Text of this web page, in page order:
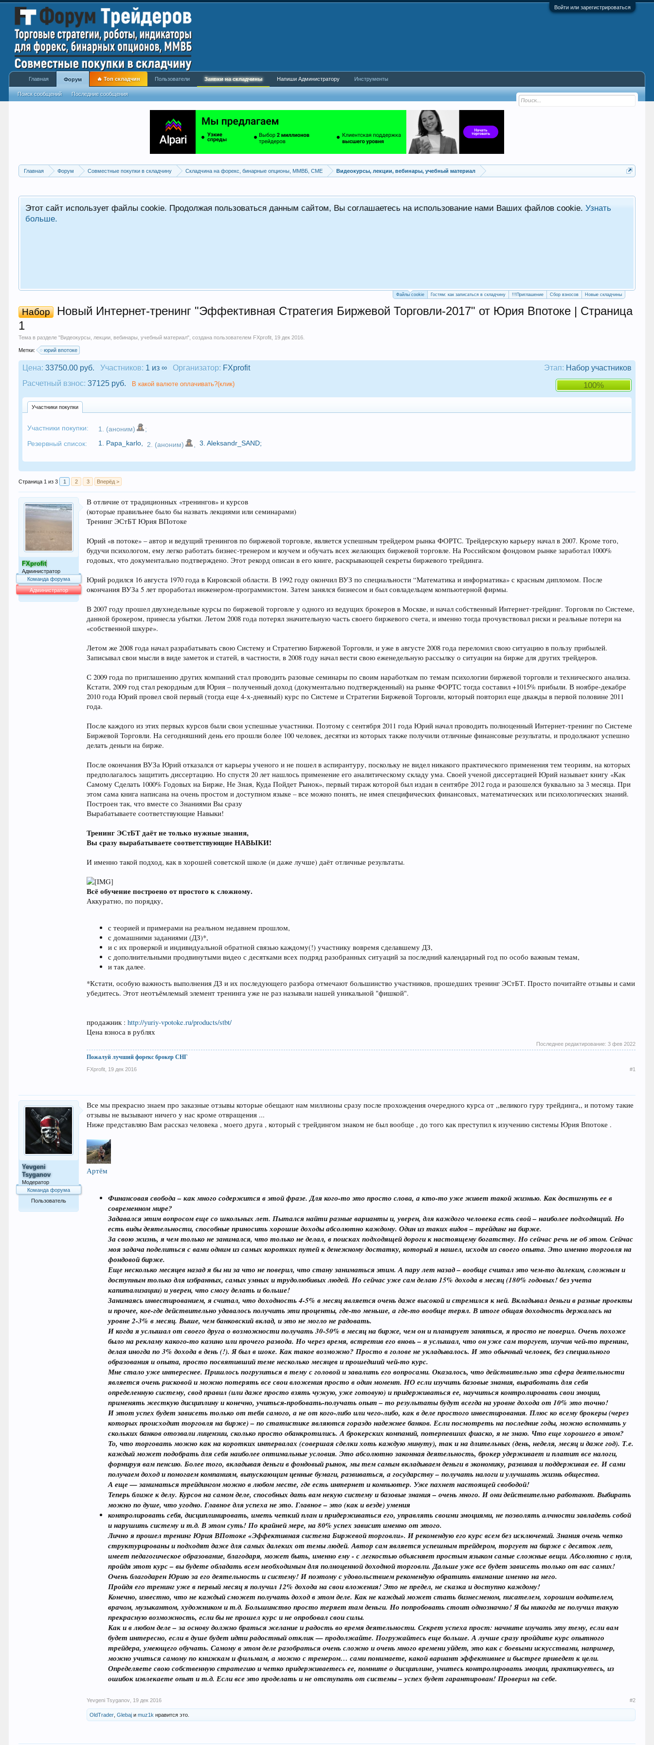
Войти или зарегистрироваться
Главная Форум Совместные покупки в складчину Складчина на форекс, бинарные опционы, ММВБ, CME Видеокурсы, лекции, вебинары, учебный материал
Этот сайт использует файлы cookie. Продолжая пользоваться данным сайтом, Вы соглашаетесь на использование нами Ваших файлов cookie.Узнать
больше.
Файлы cookie Гостям: как записаться в складчину !!!Приглашение Сбор взносов Новые складчины
Набор
Новый Интернет-тренинг "Эффективная Стратегия Биржевой Торговли-2017" от Юрия Впотоке | Страница
1
Тема в разделе "Видеокурсы, лекции, вебинары, учебный материал", создана пользователем FXprofit 19 дек 2016
Метки: юрий впотоке
Этап: Набор участников
Цена: 33750.00 руб. Участников: 1 из ∞ Организатор: FXprofit
100%
Расчетный взнос: 37125 руб. В какой валюте оплачивать?(клик)
Участники покупки
Участники покупки: 1. (аноним)
;
Резервный список:
1. Papa_karlo 2. (аноним) 3.Aleksandr_SAND;
Страница 1 из 3 1 2 3 Вперёд >
FXprofit
Администратор
Команда форума
Администратор
В отличие от традиционных «тренингов» и курсов
(которые правильнее было бы назвать лекциями или семинарами)
Тренинг ЭСтБТ Юрия ВПотоке
Юрий «в потоке» – автор и ведущий тренингов по биржевой торговле, является успешным трейдером рынка ФОРТС. Трейдерскую карьеру начал в 2007. Кроме того,
будучи психологом, ему легко работать бизнес-тренером и коучем и обучать всех желающих биржевой торговле. На Российском фондовом рынке заработал 1000%
годовых, что документально подтверждено. Этот рекорд описан в его книге, раскрывающей секреты биржевого трейдинга.
Юрий родился 16 августа 1970 года в Кировской области. В 1992 году окончил ВУЗ по специальности “Математика и информатика» с красным дипломом. После
окончания ВУЗа 5 лет проработал инженером-программистом. Затем занялся бизнесом и был совладельцем компьютерной фирмы.
В 2007 году прошел двухнедельные курсы по биржевой торговле у одного из ведущих брокеров в Москве, и начал собственный Интернет-трейдинг. Торговля по Системе,
данной брокером, принесла убытки. Летом 2008 года потерял значительную часть своего биржевого счета, и именно тогда прочувствовал риски и реальные потери на
«собственной шкуре».
Летом же 2008 года начал разрабатывать свою Систему и Стратегию Биржевой Торговли, и уже в августе 2008 года переломил свою ситуацию в пользу прибылей.
Записывал свои мысли в виде заметок и статей, в частности, в 2008 году начал вести свою еженедельную рассылку о ситуации на бирже для других трейдеров.
С 2009 года по приглашению других компаний стал проводить разовые семинары по своим наработкам по темам психологии биржевой торговли и технического анализа.
Кстати, 2009 год стал рекордным для Юрия – полученный доход (документально подтвержденный) на рынке ФОРТС тогда составил +1015% прибыли. В ноябре-декабре
2010 года Юрий провел свой первый (тогда еще 4-х-дневный) курс по Системе и Стратегии Биржевой Торговли, который повторил еще дважды в первой половине 2011
года.
После каждого из этих первых курсов были свои успешные участники. Поэтому с сентября 2011 года Юрий начал проводить полноценный Интернет-тренинг по Системе
Биржевой Торговли. На сегодняшний день его прошли более 100 человек, десятки из которых также получили отличные финансовые результаты, и продолжают успешно
делать деньги на бирже.
После окончания ВУЗа Юрий отказался от карьеры ученого и не пошел в аспирантуру, поскольку не видел никакого практического применения тем теориям, на которых
предполагалось защитить диссертацию. Но спустя 20 лет нашлось применение его аналитическому складу ума. Своей ученой диссертацией Юрий называет книгу «Как
Самому Сделать 1000% Годовых на Бирже, Не Зная, Куда Пойдет Рынок», первый тираж которой был издан в сентябре 2012 года и разошелся буквально за 3 месяца. При
этом сама книга написана на очень простом и доступном языке – все можно понять, не имея специфических финансовых, математических или психологических знаний.
Построен так, что вместе со Знаниями Вы сразу
Вырабатываете соответствующие Навыки!
Тренинг ЭСтБТ даёт не только нужные знания,
Вы сразу вырабатываете соответствующие НАВЫКИ!
И именно такой подход, как в хорошей советской школе (и даже лучше) даёт отличные результаты.
Всё обучение построено от простого к сложному.
Аккуратно, по порядку,
с теорией и примерами на реальном недавнем прошлом,
с домашними заданиями (ДЗ)*,
и с их проверкой и индивидуальной обратной связью каждому(!) участнику вовремя сделавшему ДЗ,
с дополнительными продвинутыми видео с десятками всех подряд разобранных ситуаций за последний календарный год по особо важным темам,
и так далее.
*Кстати, особую важность выполнения ДЗ и их последующего разбора отмечают большинство участников, прошедших тренинг ЭСтБТ. Просто почитайте отзывы и сами
убедитесь. Этот неотъёмлемый элемент тренинга уже не раз называли нашей уникальной "фишкой".
продажник :http://yuriy-vpotoke.ru/products/stbt/
Цена взноса в рублях
Последнее редактирование: 3 фев 2022
Пожалуй лучший форекс брокер СНГ
FXprofit 19 дек 2016 #1
Yevgeni
Tsyganov
Модератор
Команда форума
Пользователь
Все мы прекрасно знаем про заказные отзывы которые обещают нам миллионы сразу после прохождения очередного курса от ,,великого гуру трейдинга,, и потому такие
отзывы не вызывают ничего у нас кроме отвращения ...
Ниже представляю Вам рассказ человека , моего друга , который с трейдингом знаком не был вообще , до того как преступил к изучению системы Юрия Впотоке .
Артём
Финансовая свобода – как много содержится в этой фразе. Для кого-то это просто слова, а кто-то уже живет такой жизнью. Как достигнуть ее в
современном мире?
Задавался этим вопросом еще со школьных лет. Пытался найти разные варианты и, уверен, для каждого человека есть свой – наиболее подходящий. Но
есть виды деятельности, способные приносить хорошие доходы абсолютно каждому. Один из таких видов – трейдинг на бирже.
За свою жизнь, я чем только не занимался, что только не делал, в поисках подходящей дороги к настоящему богатству. Но сейчас речь не об этом. Сейчас
моя задача поделиться с вами одним из самых коротких путей к денежному достатку, который я нашел, исходя из своего опыта. Это именно торговля на
фондовой бирже.
Еще несколько месяцев назад я бы ни за что не поверил, что стану заниматься этим. А пару лет назад – вообще считал это чем-то далеким, сложным и
доступным только для избранных, самых умных и трудолюбивых людей. Но сейчас уже сам делаю 15% дохода в месяц (180% годовых! без учета
капитализации) и уверен, что смогу делать и больше!
Занимаясь инвестированием, я считал, что доходность 4-5% в месяц является очень даже высокой и стремился к ней. Вкладывал деньги в разные проекты
и прочее, кое-где действительно удавалось получить эти проценты, где-то меньше, а где-то вообще терял. В итоге общая доходность держалась на
уровне 2-3% в месяц. Выше, чем банковский вклад, и это не могло не радовать.
И когда я услышал от своего друга о возможности получать 30-50% в месяц на бирже, чем он и планирует заняться, я просто не поверил. Очень похоже
было на рекламу какого-то казино или прочего развода. Но через время, встретив его вновь – я услышал, что он уже сам торгует, изучив чей-то тренинг,
делая иногда по 3% дохода в день (!). Я был в шоке. Как такое возможно? Просто в голове не укладывалось. И это обычный человек, без специального
образования и опыта, просто посвятивший теме несколько месяцев и прошедший чей-то курс.
Мне стало уже интереснее. Пришлось погрузиться в тему с головой и завалить его вопросами. Оказалось, что действительно эта сфера деятельности
является очень рисковой и можно потерять все свои вложения просто в один момент. НО если изучить базовые знания, выработать для себя
определенную систему, свод правил (или даже просто взять чужую, уже готовую) и придерживаться ее, научиться контролировать свои эмоции,
применять жесткую дисциплину и конечно, учиться-пробовать-получать опыт – то результаты будут всегда на уровне дохода от 10% это точно!
И этот успех будет зависеть только от тебя самого, а не от кого-либо или чего-либо, как в деле простого инвестирования. Плюс ко всему брокеры (через
которых происходит торговля на бирже) – по статистике являются гораздо надежнее банков. Если посмотреть на последние годы, можно вспомнить у
скольких банков отозвали лицензии, сколько просто обанкротились. А брокерских компаний, потерпевших фиаско, я не знаю. Что еще хорошего в этом?
То, что торговать можно как на коротких интервалах (совершая сделки хоть каждую минуту), так и на длительных (день, неделя, месяц и даже год). Т.е.
каждый может подобрать для себя наиболее оптимальные условия. Это абсолютно законная деятельность, брокер удерживает и платит все налоги,
формируя вам пенсию. Более того, вкладывая деньги в фондовый рынок, мы тем самым вкладываем деньги в экономику, развивая и поддерживая ее. И сами
получаем доход и помогаем компаниям, выпускающим ценные бумаги, развиваться, а государству – получать налоги и улучшать жизнь общества.
А еще — заниматься трейдингом можно в любом месте, где есть интернет и компьютер. Уже пахнет настоящей свободой!
Теперь ближе к делу. Курсов на самом деле, способных дать вам некую систему и базовые знания – очень много. И они действительно работают. Выбирать
можно по душе, что угодно. Главное для успеха не это. Главное – это (как и везде) умения
контролировать себя, дисциплинировать, иметь четкий план и придерживаться его, управлять своими эмоциями, не позволять алчности завладеть собой
и нарушить систему и т.д. В этом суть! По крайней мере, на 80% успех зависит именно от этого.
Лично я прошел тренинг Юрия ВПотоке «Эффективная система Биржевой торговли». И рекомендую его курс всем без исключений. Знания очень четко
структурированы и подходят даже для самых далеких от темы людей. Автор сам является успешным трейдером, торгует на бирже с десяток лет,
имеет педагогическое образование, благодаря, может быть, именно ему - с легкостью объясняет простым языком самые сложные вещи. Абсолютно с нуля,
пройдя этот курс – вы будете обладать всем необходимым для полноценной доходной торговли. Дальше уже все будет зависеть только от вас самих!
Очень благодарен Юрию за его деятельность и систему! И поэтому с удовольствием рекомендую обратить внимание именно на него.
Пройдя его тренинг уже в первый месяц я получил 12% дохода на свои вложения! Это не предел, не сказка и доступно каждому!
Конечно, известно, что не каждый сможет получать доход в этом деле. Как не каждый может стать бизнесменом, писателем, хорошим водителем,
врачом, музыкантом, художником и т.д. Большинство просто теряет там деньги. Но попробовать стоит однозначно! Я бы никогда не получил такую
прекрасную возможность, если бы не прошел курс и не опробовал свои силы.
Как и в любом деле – за основу должно браться желание и радость во время деятельности. Секрет успеха прост: начните изучать эту тему, если вам
будет интересно, если в душе будет идти радостный отклик — продолжайте. Погружайтесь еще больше. А лучше сразу пройдите курс опытного
трейдера, умеющего обучать. Самому в этом деле разобраться очень сложно и очень много времени уйдет, это как с боевыми искусствами, например,
можно учиться самому по книжкам и фильмам, а можно с тренером… сами понимаете, какой вариант эффективнее и быстрее приведет к цели.
Определяете свою собственную стратегию и четко придерживаетесь ее, помните о дисциплине, учитесь контролировать эмоции, практикуетесь, из
ошибок извлекаете опыт и т.д. Если все это проделать и не отступать от системы – успех будет гарантирован! Проверил на себе.
Yevgeni Tsyganov 19 дек 2016 #2
OldTrader ,Glebaj иmuz1k нравится это.
Главная Форум
Поиск сообщений Последние сообщения
🔥 Топ складчин Пользователи Заявки на складчины Напиши Администратору Инструменты